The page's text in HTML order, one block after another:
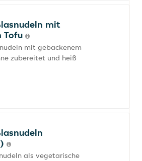
mit
Tofu
mit gebackenem
zubereitet und heiß
als vegetarische